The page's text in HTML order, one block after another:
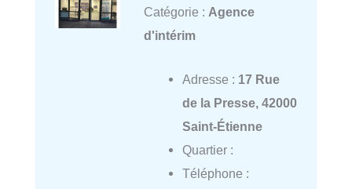
Catégorie : Agence
d'intérim
Adresse : 17 Rue
de la Presse, 42000
Saint-Étienne
Quartier :
Téléphone :